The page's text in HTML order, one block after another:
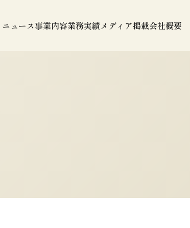
ニュース事業内容業務実績メディア掲載会社概要